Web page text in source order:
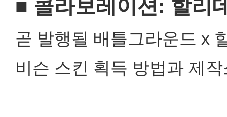
■ 콜라보레이션: 할리
곧 발행될 배틀그라운드 x
비슨 스킨 획득 방법과 제